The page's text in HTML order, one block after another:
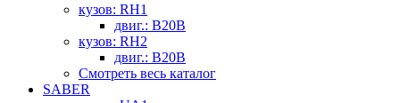
кузов: RH1
двиг.: B20B
кузов: RH2
двиг.: B20B
Смотреть весь каталог
SABER